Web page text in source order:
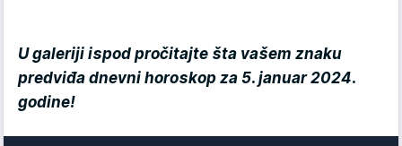
U galeriji ispod pročitajte šta vašem znaku
predviđa dnevni horoskop za 5. januar 2024.
godine!